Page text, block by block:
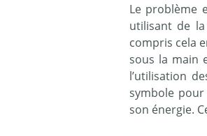
Le problème
utilisant de la
compris cela
sous la main
l’utilisation
symbole
son énergie.